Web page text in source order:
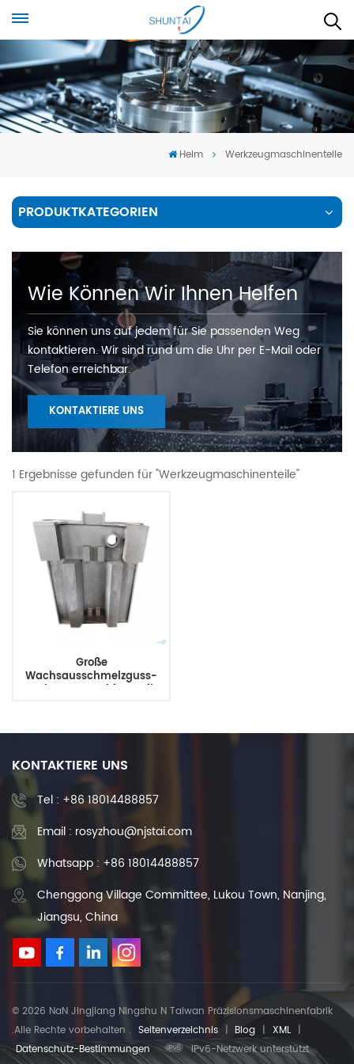
Heim Werkzeugmaschinenteile
PRODUKTKATEGORIEN
Wie Können Wir Ihnen Helfen
Sie können uns auf jedem für Sie passenden Weg
kontaktieren. Wir sind rund um die Uhr per E-Mail oder
Telefon erreichbar.
KONTAKTIERE UNS
1 Ergebnisse gefunden für "Werkzeugmaschinenteile"
Große
Wachsausschmelzguss-
Werkzeugmaschinenteile
Maschinenbett
KONTAKTIERE UNS
Tel : +86 18014488857
Email : rosyzhou@njstai.com
Whatsapp : +86 18014488857
Chenggong Village Committee, Lukou Town, Nanjing,
Jiangsu, China
© 2026 NaN Jingjiang Ningshu N Taiwan Präzisionsmaschinenfabrik
.Alle Rechte vorbehalten . Seitenverzeichnis | Blog | XML |
Datenschutz-Bestimmungen
IPv6-Netzwerk unterstützt